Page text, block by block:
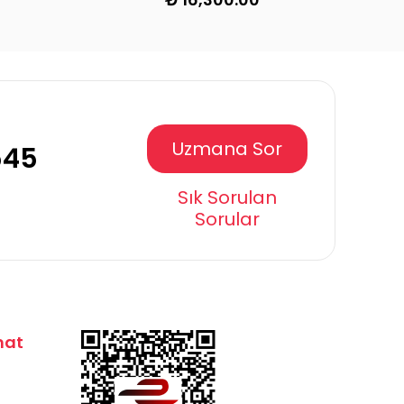
Uzmana Sor
Sık Sorulan
Sorular